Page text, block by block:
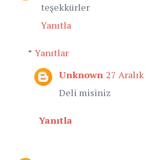
teşekkürler
Yanıtla
Yanıtlar
Unknown 27
Deli misiniz
Yanıtla